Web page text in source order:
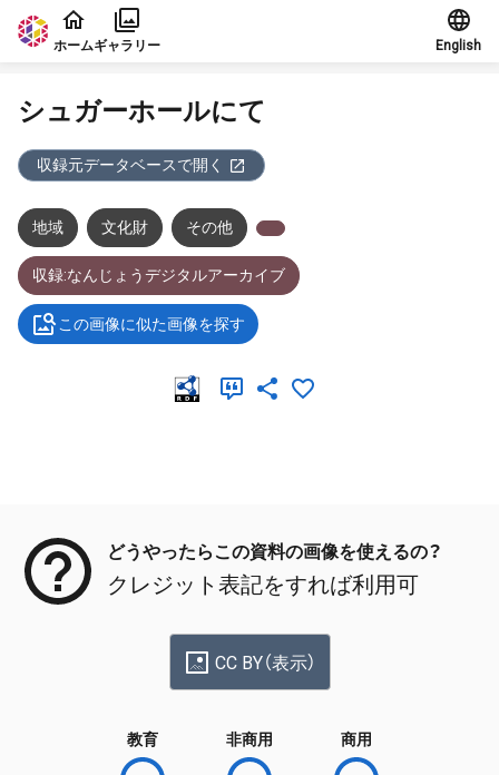
本文に飛ぶ
ホームギャラリー English
シュガーホールにて
収録元データベースで開く
地域 文化財 その他
収録:なんじょうデジタルアーカイブ
この画像に似た画像を探す
どうやったらこの資料の画像を使えるの？
クレジット表記をすれば利用可
CC BY（表示）
教育 非商用 商用